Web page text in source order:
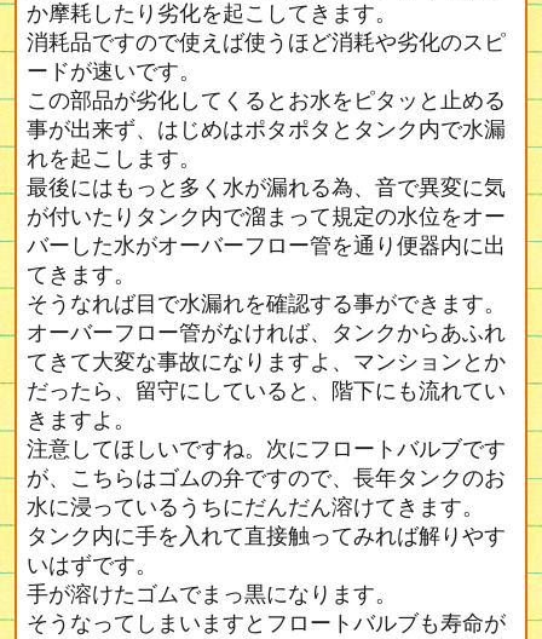
か摩耗したり劣化を起こしてきます。
消耗品ですので使えば使うほど消耗や劣化のスピ
ードが速いです。
この部品が劣化してくるとお水をピタッと止める
事が出来ず、はじめはポタポタとタンク内で水漏
れを起こします。
最後にはもっと多く水が漏れる為、音で異変に気
が付いたりタンク内で溜まって規定の水位をオー
バーした水がオーバーフロー管を通り便器内に出
てきます。
そうなれば目で水漏れを確認する事ができます。
オーバーフロー管がなければ、タンクからあふれ
てきて大変な事故になりますよ、マンションとか
だったら、留守にしていると、階下にも流れてい
きますよ。
注意してほしいですね。次にフロートバルブです
が、こちらはゴムの弁ですので、長年タンクのお
水に浸っているうちにだんだん溶けてきます。
タンク内に手を入れて直接触ってみれば解りやす
いはずです。
手が溶けたゴムでまっ黒になります。
そうなってしまいますとフロートバルブも寿命が